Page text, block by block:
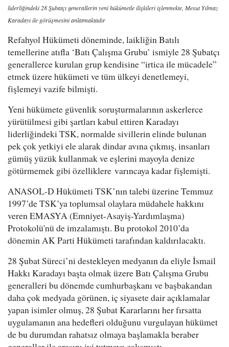
liderliğindeki 28 Şubatçı generallerin yeni hükümetle ilişkileri işlenmekte, Mesut Yılmaz
Karadayı ile görüşmesini anlatmaktadır
Refahyol Hükümeti döneminde, laikliğin Batılı
temellerine atıfla ‘Batı Çalışma Grubu’ ismiyle 28 Şubatçı
generallerce kurulan grup kendisine “irtica ile mücadele”
etmek üzere hükümeti ve tüm ülkeyi denetlemeyi,
fişlemeyi vazife bilmişti.
Yeni hükümete güvenlik soruşturmalarının askerlerce
yürütülmesi gibi şartları kabul ettiren Karadayı
liderliğindeki TSK, normalde sivillerin elinde bulunan
pek çok yetkiyi ele alarak dindar avına çıkmış, insanları
gümüş yüzük kullanmak ve eşlerini mayoyla denize
götürmemek gibi özelliklere varıncaya kadar fişlemişti.
ANASOL-D Hükümeti TSK’nın talebi üzerine Temmuz
1997’de TSK’ya toplumsal olaylara müdahele hakkını
veren EMASYA (Emniyet-Asayiş-Yardımlaşma)
Protokolü'nü de imzalamıştı. Bu protokol 2010’da
dönemin AK Parti Hükümeti tarafından kaldırılacaktı.
28 Şubat Süreci’ni destekleyen medyanın da eliyle İsmail
Hakkı Karadayı başta olmak üzere Batı Çalışma Grubu
generalleri bu dönemde cumhurbaşkanı ve başbakandan
daha çok medyada görünen, iç siyasete dair açıklamalar
yapan isimler olmuş, 28 Şubat Kararlarını her fırsatta
uygulamanın ana hedefleri olduğunu vurgulayan hükümet
de bu durumdan rahatsız olmaya başlamakla beraber